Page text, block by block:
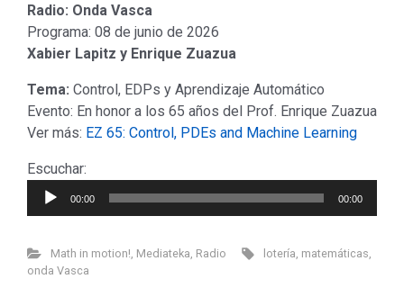
Radio: Onda Vasca
Programa: 08 de junio de 2026
Xabier Lapitz y Enrique Zuazua
Tema: Control, EDPs y Aprendizaje Automático
Evento: En honor a los 65 años del Prof. Enrique Zuazua
Ver más: EZ 65: Control, PDEs and Machine Learning
Escuchar:
Audio
00:00 00:00
Math in motion! Mediateka Radio lotería matemáticas
onda Vasca